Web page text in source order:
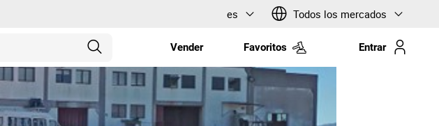
es Todos los mercados
Vender Favoritos Entrar